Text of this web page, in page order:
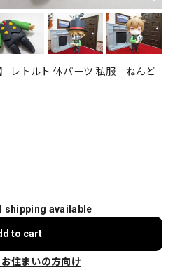
レトルト 体パーツ 私服 ねんど
shipping available
to cart
住まいの方向け